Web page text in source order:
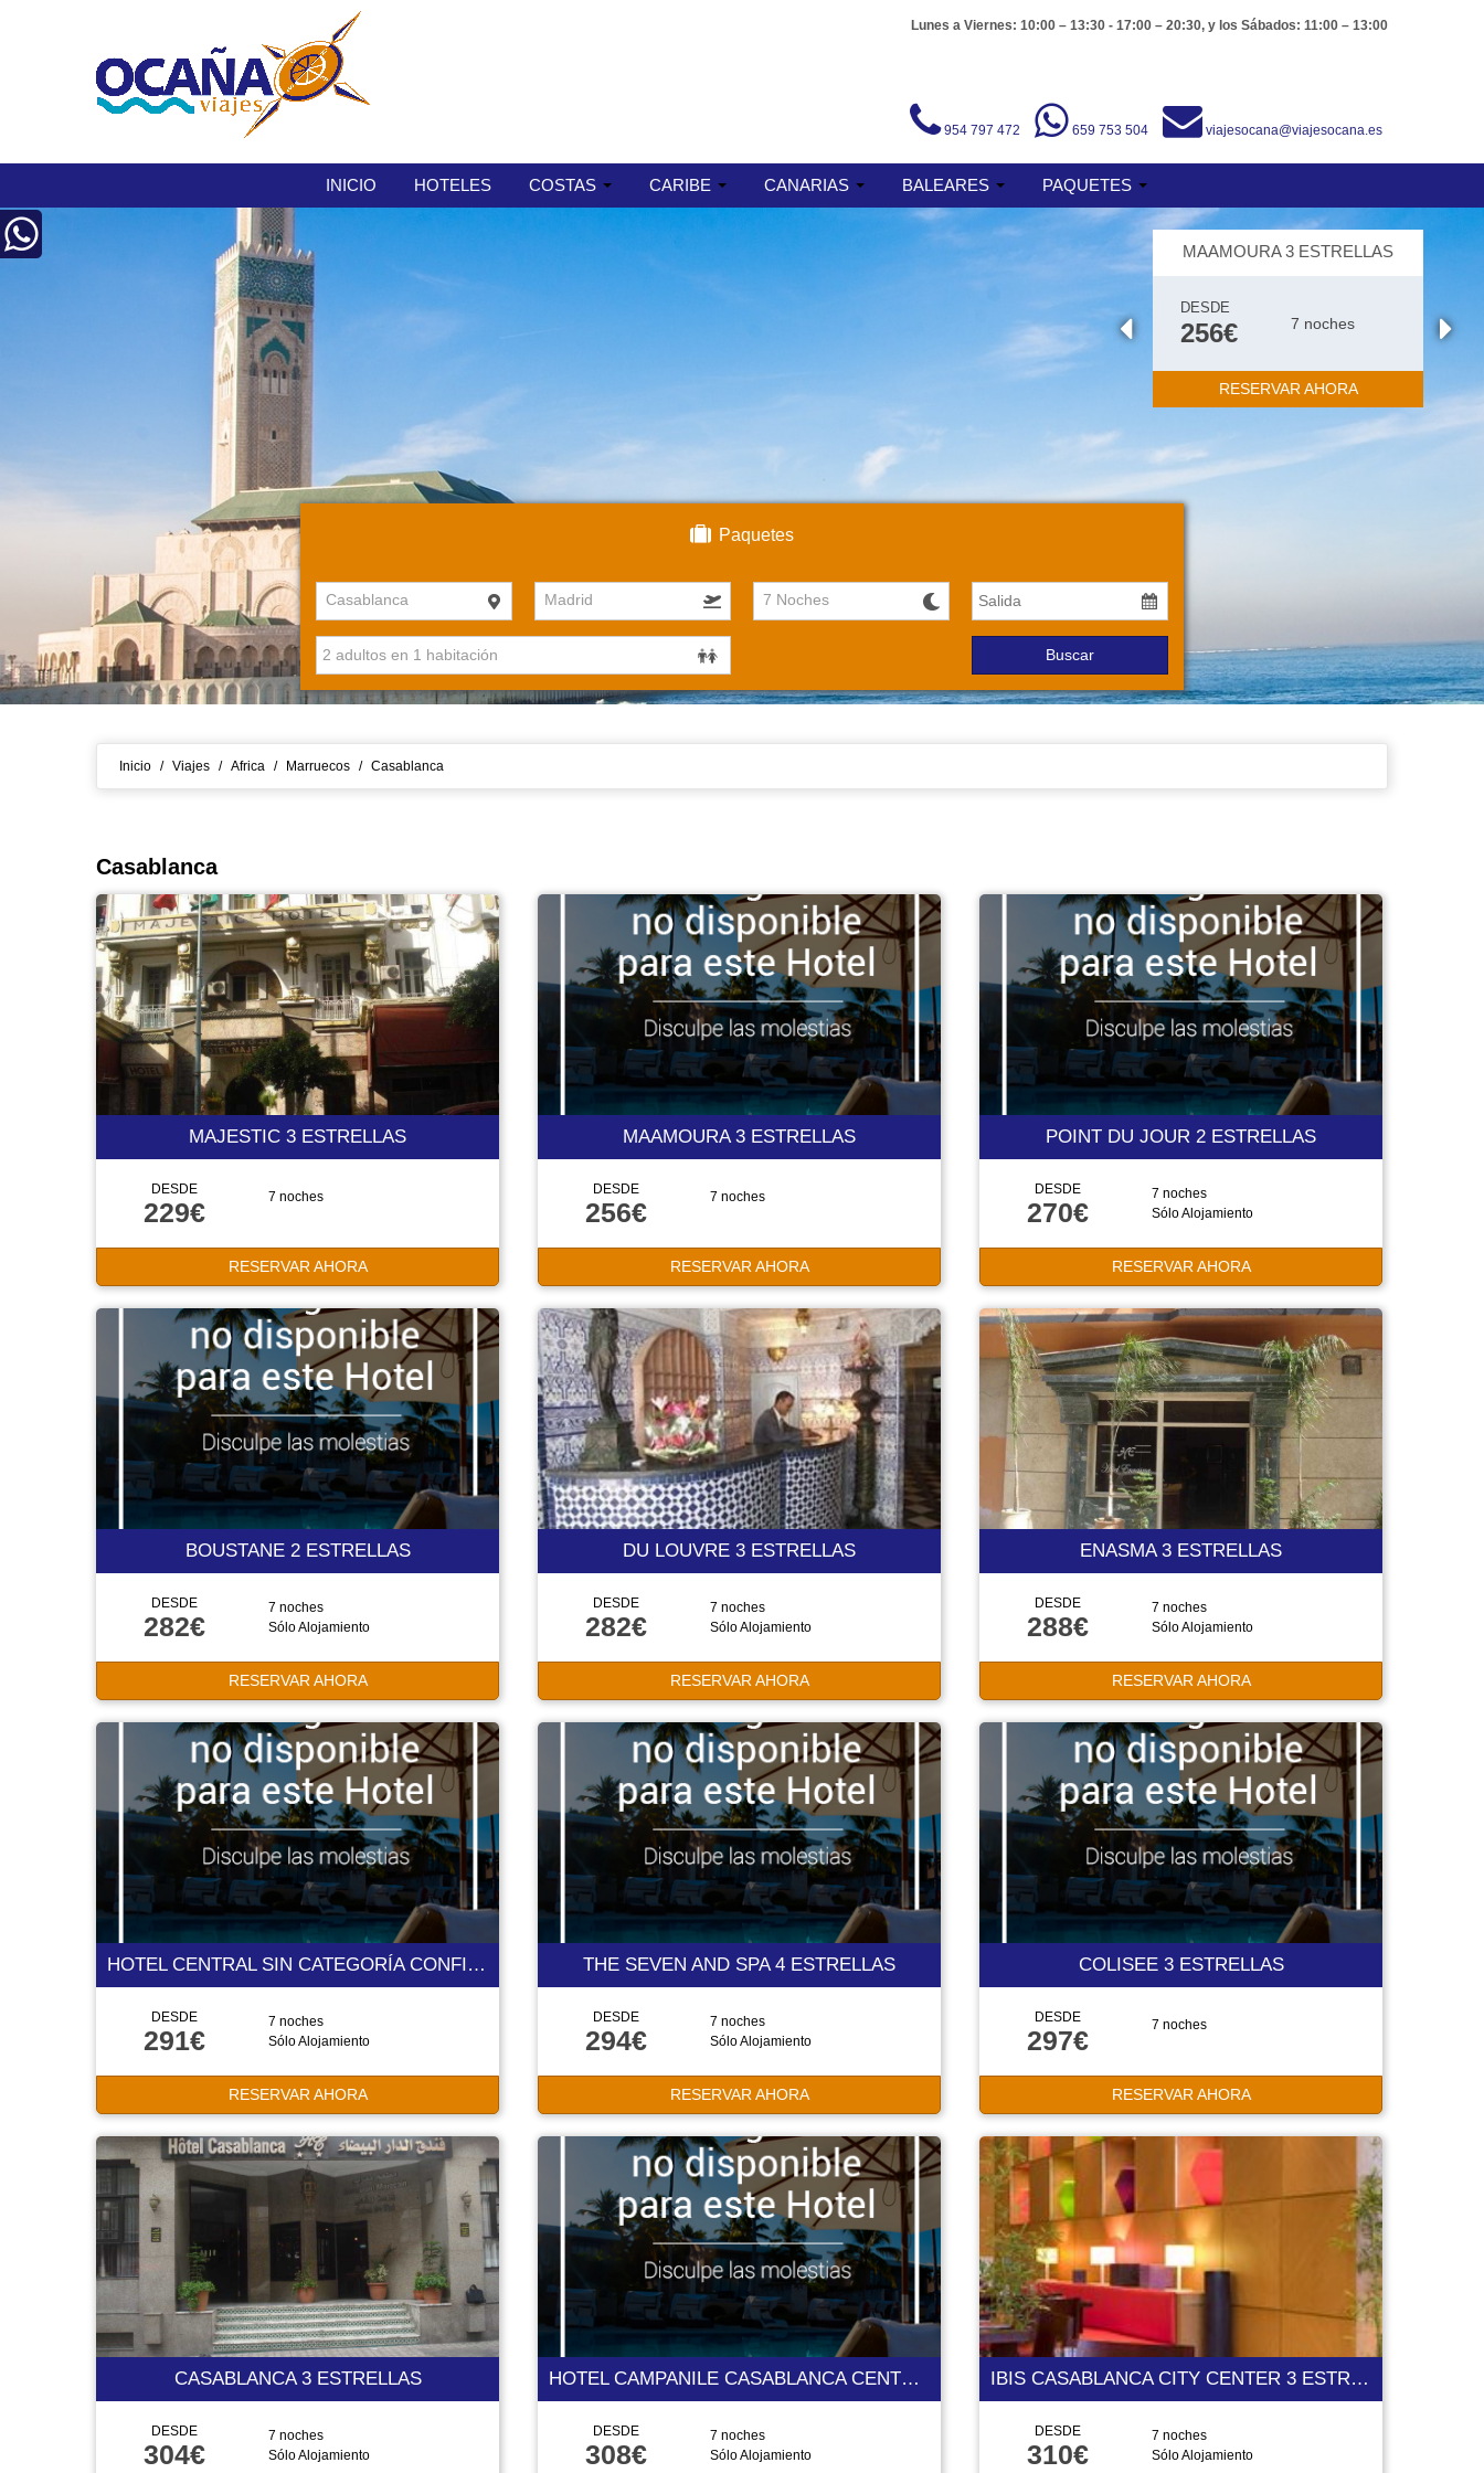
Lunes a Viernes: 10:00 – 13:30 - 17:00 – 20:30, y los Sábados: 11:00 – 13:00
954 797 472 659 753 504 viajesocana@viajesocana.es
INICIO HOTELES COSTAS CARIBE CANARIAS BALEARES PAQUETES
MAAMOURA 3 ESTRELLAS
DESDE
256€ 7 noches
RESERVAR AHORA
Paquetes
Casablanca Madrid 7 Noches
Buscar
Inicio / Viajes / Africa / Marruecos / Casablanca
Casablanca
MAJESTIC 3 ESTRELLAS
DESDE
229€ 7 noches
RESERVAR AHORA
MAAMOURA 3 ESTRELLAS
DESDE
256€ 7 noches
RESERVAR AHORA
POINT DU JOUR 2 ESTRELLAS
DESDE
270€
7 noches
Sólo Alojamiento
RESERVAR AHORA
BOUSTANE 2 ESTRELLAS
DESDE
282€
7 noches
Sólo Alojamiento
RESERVAR AHORA
DU LOUVRE 3 ESTRELLAS
DESDE
282€
7 noches
Sólo Alojamiento
RESERVAR AHORA
ENASMA 3 ESTRELLAS
DESDE
288€
7 noches
Sólo Alojamiento
RESERVAR AHORA
HOTEL CENTRAL SIN CATEGORÍA CONFIRMADA
DESDE
291€
7 noches
Sólo Alojamiento
RESERVAR AHORA
THE SEVEN AND SPA 4 ESTRELLAS
DESDE
294€
7 noches
Sólo Alojamiento
RESERVAR AHORA
COLISEE 3 ESTRELLAS
DESDE
297€ 7 noches
RESERVAR AHORA
CASABLANCA 3 ESTRELLAS
DESDE
304€
7 noches
Sólo Alojamiento
HOTEL CAMPANILE CASABLANCA CENTRE VILLE 3 ESTRELLAS
DESDE
308€
7 noches
Sólo Alojamiento
IBIS CASABLANCA CITY CENTER 3 ESTRELLAS
DESDE
310€
7 noches
Sólo Alojamiento